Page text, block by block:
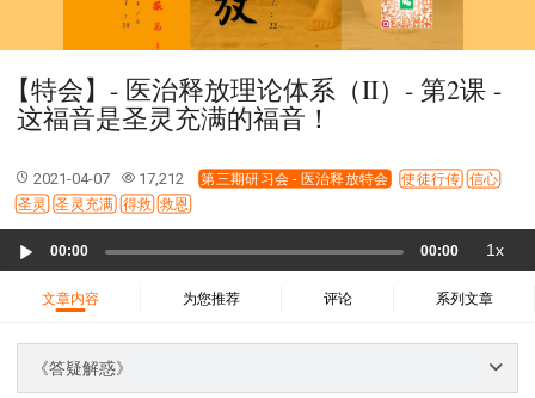
16 尼希米记 17 以斯帖记
18 约伯记
19 诗篇
20 箴言 21 传道书
23 以赛亚书
25 耶利米哀歌
27 但以理书
28 何西阿书
29 约珥书
30 阿摩司书 31 俄巴底亚书
37 哈该书
38 撒迦利亚书
39 玛拉基书
40 马太福音
41 马可福音
42 路加福音
43 约翰福音
46 哥林多前书
47 哥林多后书
48 加拉太书
52 帖撒罗尼迦前书
【特会】- 医治释放理论体系（II）- 第2课 -
这福音是圣灵充满的福音！
2021-04-07 17,212 第三期研习会 - 医治释放特会 使徒行传 信心
圣灵
圣灵充满 得救 救恩
Player
00:00 00:00 1x
文章内容 为您推荐 评论 系列文章
《答疑解惑》